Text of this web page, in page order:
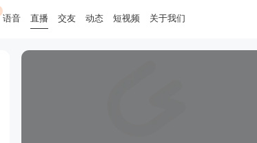
语音 直播 交友 动态 短视频 关于我们